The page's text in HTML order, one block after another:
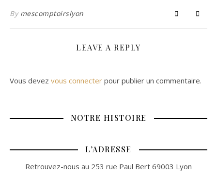
By mescomptoirslyon
LEAVE A REPLY
Vous devez vous connecter pour publier un commentaire.
NOTRE HISTOIRE
L’ADRESSE
Retrouvez-nous au 253 rue Paul Bert 69003 Lyon